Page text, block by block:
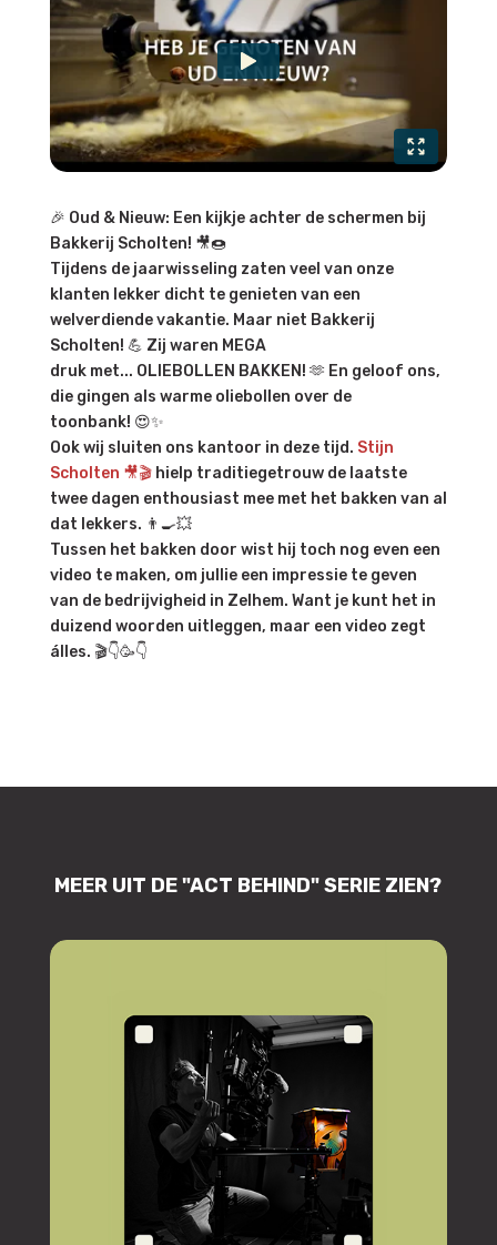
🎉 Oud & Nieuw: Een kijkje achter de schermen bij
Bakkerij Scholten! 🎥🍩
Tijdens de jaarwisseling zaten veel van onze
klanten lekker dicht te genieten van een
welverdiende vakantie. Maar niet Bakkerij
Scholten! 💪 Zij waren MEGA
druk met... OLIEBOLLEN BAKKEN! 🫶 En geloof ons,
die gingen als warme oliebollen over de
toonbank! 😍✨
Ook wij sluiten ons kantoor in deze tijd. Stijn
Scholten 🎥🎬 hielp traditiegetrouw de laatste
twee dagen enthousiast mee met het bakken van al
dat lekkers. 👨‍🍳💥
Tussen het bakken door wist hij toch nog even een
video te maken, om jullie een impressie te geven
van de bedrijvigheid in Zelhem. Want je kunt het in
duizend woorden uitleggen, maar een video zegt
álles. 🎬👇🥳👇
MEER UIT DE "ACT BEHIND" SERIE ZIEN?